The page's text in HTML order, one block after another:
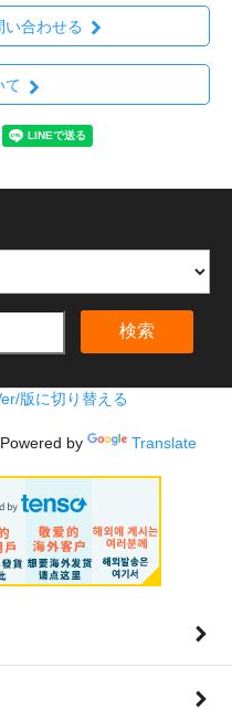
い合わせる
て
検索
版に切り替える
Powered by Translate